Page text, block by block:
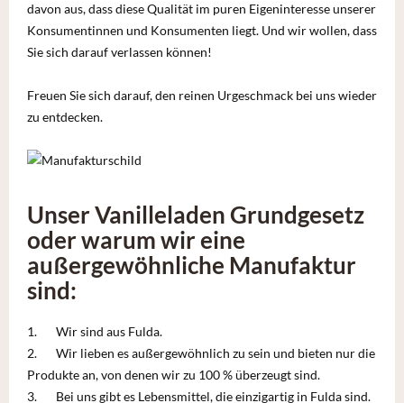
davon aus, dass diese Qualität im puren Eigeninteresse unserer
Konsumentinnen und Konsumenten liegt. Und wir wollen, dass
Sie sich darauf verlassen können!
Freuen Sie sich darauf, den reinen Urgeschmack bei uns wieder
zu entdecken.
Unser Vanilleladen Grundgesetz
oder warum wir eine
außergewöhnliche Manufaktur
sind:
1. Wir sind aus Fulda.
2. Wir lieben es außergewöhnlich zu sein und bieten nur die
Produkte an, von denen wir zu 100 % überzeugt sind.
3. Bei uns gibt es Lebensmittel, die einzigartig in Fulda sind.